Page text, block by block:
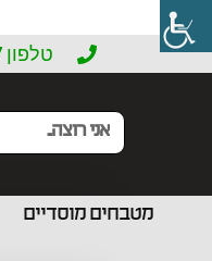
טלפון 072-3355407
מטבחים מוסדיים